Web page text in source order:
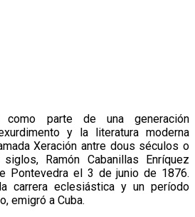
como parte de una generación
y la literatura moderna
Xeración antre dous séculos o
Ramón Cabanillas Enríquez
Pontevedra el 3 de junio de 1876.
carrera eclesiástica y un período
emigró a Cuba.